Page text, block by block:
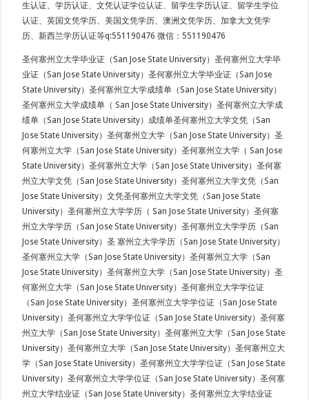
生认证、学历认证、文凭认证学位认证、留学生学历认证、留学生学位
认证、英国文凭学历、美国文凭学历、澳洲文凭学历、加拿大文凭学
历、新西兰学历认证等q:551190476 微信：551190476
圣何塞州立大学毕业证（San Jose State University）圣何塞州立大学毕
业证（San Jose State University）圣何塞州立大学毕业证（San Jose
State University）圣何塞州立大学成绩单（San Jose State University）
圣何塞州立大学成绩单（ San Jose State University）圣何塞州立大学成
绩单（San Jose State University）成绩单圣何塞州立大学文凭（San
Jose State University）圣何塞州立大学（San Jose State University）圣
何塞州立大学（San Jose State University）圣何塞州立大学（ San Jose
State University）圣何塞州立大学（San Jose State University）圣何塞
州立大学文凭（San Jose State University）圣何塞州立大学文凭（San
Jose State University）文凭圣何塞州立大学文凭（San Jose State
University）圣何塞州立大学学历（ San Jose State University）圣何塞
州立大学学历（San Jose State University）圣何塞州立大学学历（San
Jose State University）圣 塞州立大学学历（San Jose State University）
圣何塞州立大学（San Jose State University）圣何塞州立大学（San
Jose State University）圣何塞州立大学（San Jose State University）圣
何塞州立大学（San Jose State University）圣何塞州立大学学位证
（San Jose State University）圣何塞州立大学学位证（San Jose State
University）圣何塞州立大学学位证（San Jose State University）圣何塞
州立大学（San Jose State University）圣何塞州立大学（San Jose State
University）圣何塞州立大学（San Jose State University）圣何塞州立大
学（San Jose State University）圣何塞州立大学学位证（San Jose State
University）圣何塞州立大学学位证（San Jose State University）圣何塞
州立大学结业证（San Jose State University）圣何塞州立大学结业证